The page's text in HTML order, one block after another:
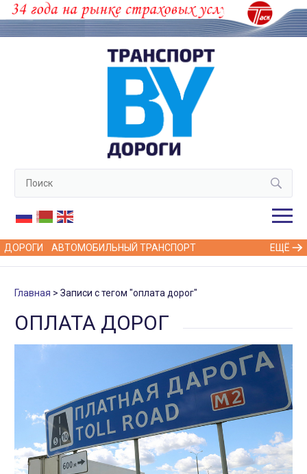
ДОРОГИ АВТОМОБИЛЬНЫЙ ТРАНСПОРТ ЕЩЁ
Главная Записи с тегом "оплата дорог"
ОПЛАТА ДОРОГ